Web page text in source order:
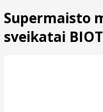
Supermaisto
sveikatai